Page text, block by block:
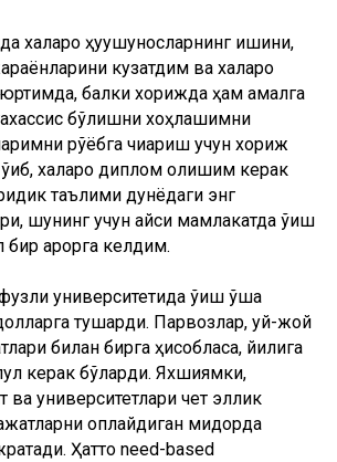
халқаро ҳуқуқшуносларнинг ишини,
кузатдим ва халқаро
юртимда, балки хорижда ҳам амалга
бўлишни хоҳлашимни
рўёбга чиқариш учун хориж
халқаро диплом олишим керак
таълими дунёдаги энг
шунинг учун қайси мамлакатда ўқиш
қарорга келдим.
университетида ўқиш ўша
тушарди. Парвозлар, уй-жой
билан бирга ҳисобласа, йилига
керак бўларди. Яхшиямки,
ва университетлари чет эллик
қоплайдиган миқдорда
Ҳатто need-based